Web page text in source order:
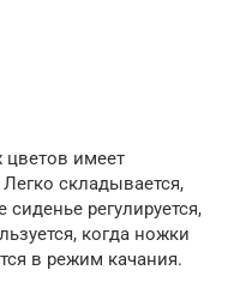
цветов имеет
складывается,
регулируется,
когда ножки
в режим качания.